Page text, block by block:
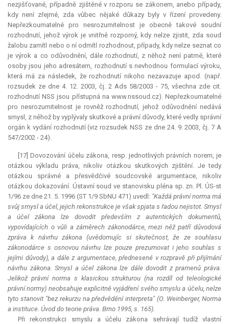
nezjišťované, případně zjištěné v rozporu se zákonem, anebo případy,
kdy není zřejmé, zda vůbec nějaké důkazy byly v řízení provedeny.
Nepřezkoumatelné pro nesrozumitelnost je obecně takové soudní
rozhodnutí, jehož výrok je vnitřně rozporný, kdy nelze zjistit, zda soud
žalobu zamítl nebo o ní odmítl rozhodnout, případy, kdy nelze seznat co
je výrok a co odůvodnění, dále rozhodnutí, z něhož není patrné, které
osoby jsou jeho adresátem, rozhodnutí s nevhodnou formulací výroku,
která má za následek, že rozhodnutí nikoho nezavazuje apod. (např.
rozsudek ze dne 4. 12. 2003, čj. 2 Ads 58/2003 - 75, všechna zde cit.
rozhodnutí NSS jsou přístupná na www.nssoud.cz). Nepřezkoumatelné
pro nesrozumitelnost je rovněž rozhodnutí, jehož odůvodnění nedává
smysl, z něhož by vyplývaly skutkové a právní důvody, které vedly správní
orgán k vydání rozhodnutí (viz rozsudek NSS ze dne 24. 9. 2003, čj. 7 A
547/2002 - 24).
[17] Dovozování účelu zákona, resp. jednotlivých právních norem, je
otázkou výkladu práva, nikoliv otázkou skutkových zjištění. Je tedy
otázkou správné a přesvědčivé soudcovské argumentace, nikoliv
otázkou dokazování. Ústavní soud ve stanovisku pléna sp. zn. Pl. ÚS-st
1/96 ze dne 21. 5. 1996 (ST 1/9 SbNU 471) uvedl: "Každá právní norma má
svůj smysl a účel, jejich rekonstrukce je však spjata s řadou nejistot. Smysl
a účel zákona lze dovodit především z autentických dokumentů,
vypovídajících o vůli a záměrech zákonodárce, mezi něž patří důvodová
zpráva k návrhu zákona (uvědomujíc si skutečnost, že ze souhlasu
zákonodárce s osnovou návrhu lze pouze prezumovat i jeho souhlas s
jejími důvody), a dále z argumentace, přednesené v rozpravě při přijímání
návrhu zákona. Smysl a účel zákona lze dále dovodit z pramenů práva.
Jelikož právní norma s klasickou strukturou (na rozdíl od teleologické
právní normy) neobsahuje explicitně vyjádření svého smyslu a účelu, nelze
tyto stanovit "bez rekurzu na předvědění interpreta" (O. Weinberger, Norma
a instituce. Úvod do teorie práva. Brno 1995, s. 165).
Při rekonstrukci smyslu a účelu zákona sehrávají tudíž vlastní